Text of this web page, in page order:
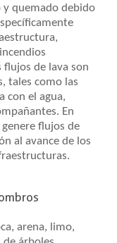
y quemado debido
de lava son
tales como las
con el agua,
En
flujos de
al avance de los
arena, limo,